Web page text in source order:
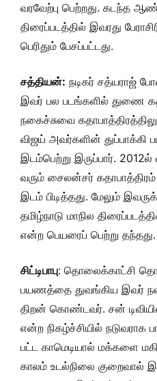
வரவேற்பு பெற்றது. கடந்த
திரைப்படத்தில் இவரது
பெரிதும் பேசப்பட்டது.
சத்தியன்: நடிகர் சத்யராஜ்
இவர் பல படங்களில் துணை
நகைச்சுவை
விஜய் அவர்களின்
இடம்பெற்று இருப்பார்.
வரும் சைலன்சர்
இடம் பிடித்தது. மேலும்
தமிழ்நாடு மாநில
என்ற பெயரைப் பெற்று தந்தது.
சிட்டிபாபு: தொலைக்காட்சி
பயணத்தை துவங்கிய இவர்
திறன் கொண்டவர். சன்
என்ற நிகழ்ச்சியில் நடுவராக
பட்ட காமெடியால் மக்களை
காலம் உடல்நிலை குறைவால்